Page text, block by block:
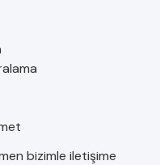
bizimle iletişime